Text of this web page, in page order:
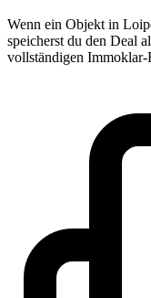
Wenn ein Objekt in
speicherst du den Deal
vollständigen